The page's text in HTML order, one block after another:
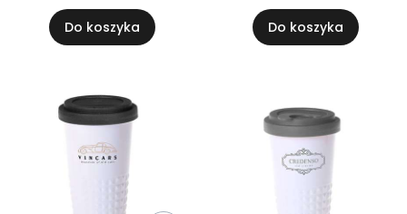
Do koszyka Do koszyka